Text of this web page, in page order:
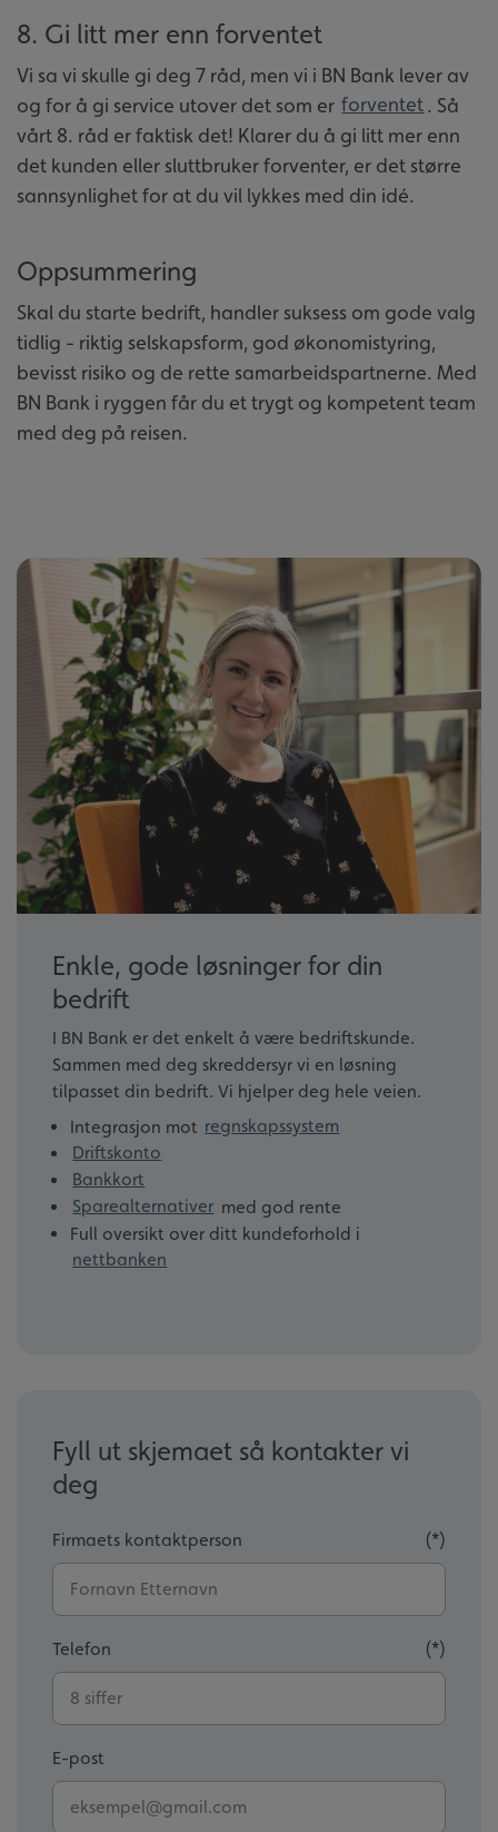
8. Gi litt mer enn forventet
Vi sa vi skulle gi deg 7 råd, men vi i BN Bank lever av
og for å gi service utover det som er forventet. Så
vårt 8. råd er faktisk det! Klarer du å gi litt mer enn
det kunden eller sluttbruker forventer, er det større
sannsynlighet for at du vil lykkes med din idé.
Oppsummering
Skal du starte bedrift, handler suksess om gode valg
tidlig - riktig selskapsform, god økonomistyring,
bevisst risiko og de rette samarbeidspartnerne. Med
BN Bank i ryggen får du et trygt og kompetent team
med deg på reisen.
Enkle, gode løsninger for din
bedrift
I BN Bank er det enkelt å være bedriftskunde.
Sammen med deg skreddersyr vi en løsning
tilpasset din bedrift. Vi hjelper deg hele veien.
Integrasjon mot regnskapssystem
Driftskonto
Bankkort
Sparealternativer med god rente
Full oversikt over ditt kundeforhold i
nettbanken
Fyll ut skjemaet så kontakter vi
deg
Firmaets kontaktperson
Telefon
E-post